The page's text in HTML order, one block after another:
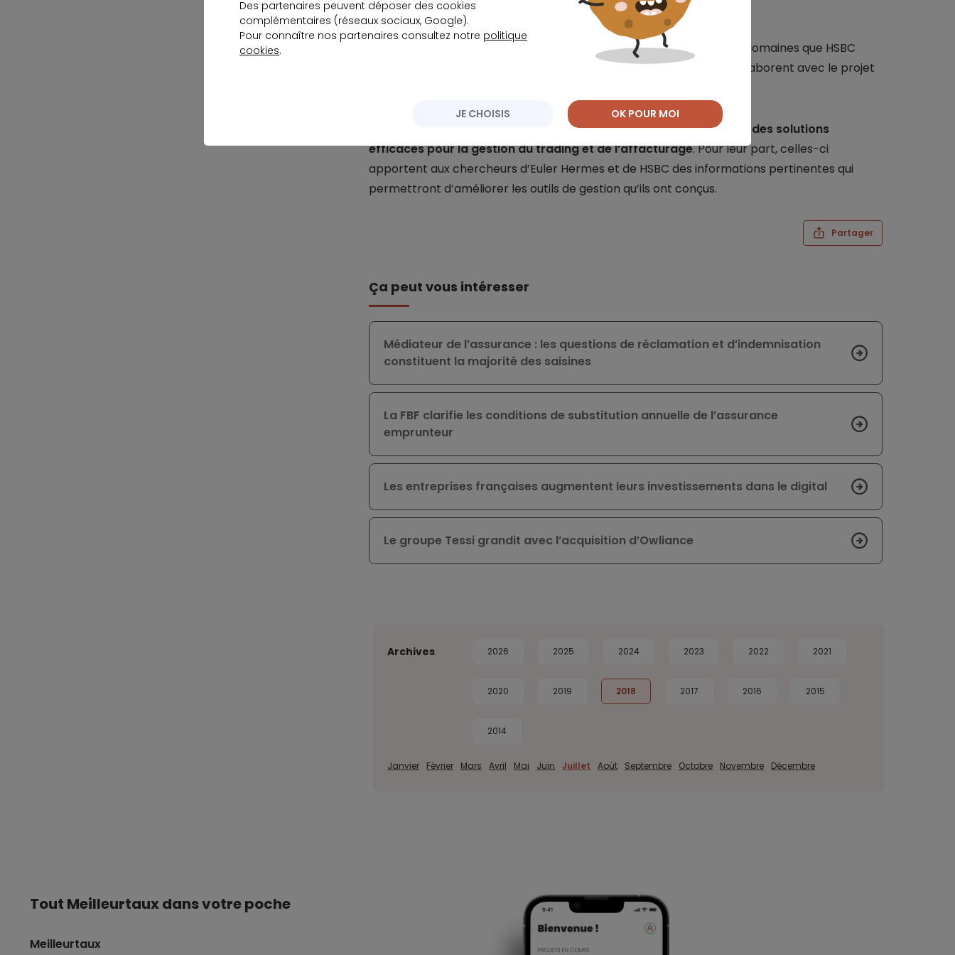
domaines.
De nombreuses start-ups et fintechs qui œuvrent dans les mêmes domaines que HSBC
(trade et affacturage) sont actuellement suivies par les Labs et collaborent avec le projet
L’enjeu de ces partenariats est notamment d’offrir aux entreprises des solutions
efficaces pour la gestion du trading et de l’affacturage. Pour leur part, celles-ci
apportent aux chercheurs d’Euler Hermes et de HSBC des informations pertinentes qui
permettront d’améliorer les outils de gestion qu’ils ont conçus.
Partager
Ça peut vous intéresser
Médiateur de l’assurance : les questions de réclamation et d’indemnisation
constituent la majorité des saisines
La FBF clarifie les conditions de substitution annuelle de l’assurance
emprunteur
Les entreprises françaises augmentent leurs investissements dans le digital
Le groupe Tessi grandit avec l’acquisition d’Owliance
Archives 2026 2025 2024 2023 2022 2021
2020 2019 2018 2017 2016 2015
2014
Janvier Février Mars Avril Mai Juin Juillet Août Septembre Octobre Novembre Décembre
Tout Meilleurtaux dans votre poche
Meilleurtaux
Des partenaires peuvent déposer des cookies
complémentaires (réseaux sociaux, Google).
Pour connaître nos partenaires consultez notre politique
cookies.
JE CHOISIS OK POUR MOI